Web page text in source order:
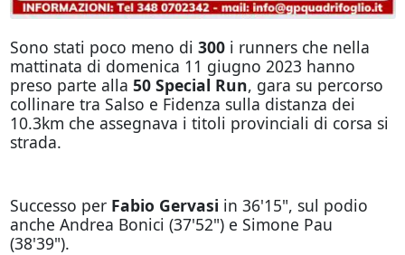
Sono stati poco meno di 300i runners che nella
mattinata di domenica 11 giugno 2023 hanno
preso parte alla 50 Special Run, gara su percorso
collinare tra Salso e Fidenza sulla distanza dei
10.3km che assegnava i titoli provinciali di corsa si
strada.
Successo perFabio Gervasi in 36'15", sul podio
anche Andrea Bonici (37'52") e Simone Pau
(38'39").